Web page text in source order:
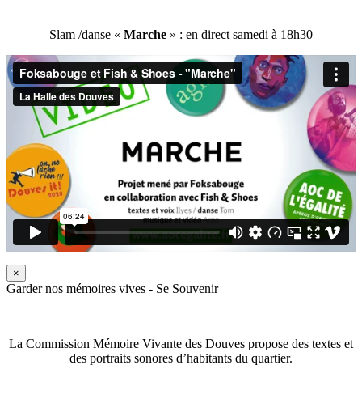
Slam /danse « Marche » : en direct samedi à 18h30
×
Garder nos mémoires vives - Se Souvenir
La Commission Mémoire Vivante des Douves propose des textes et
des portraits sonores d’habitants du quartier.